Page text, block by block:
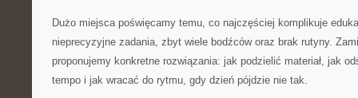
Dużo miejsca poświęcamy temu, co najczęściej komplikuje
nieprecyzyjne zadania, zbyt wiele bodźców oraz brak rutyny.
proponujemy konkretne rozwiązania: jak podzielić materiał, jak
tempo i jak wracać do rytmu, gdy dzień pójdzie nie tak.